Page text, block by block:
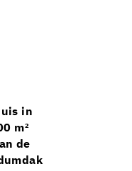
in
m²
de